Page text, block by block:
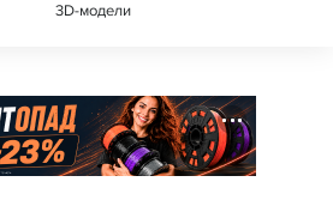
3D-модели